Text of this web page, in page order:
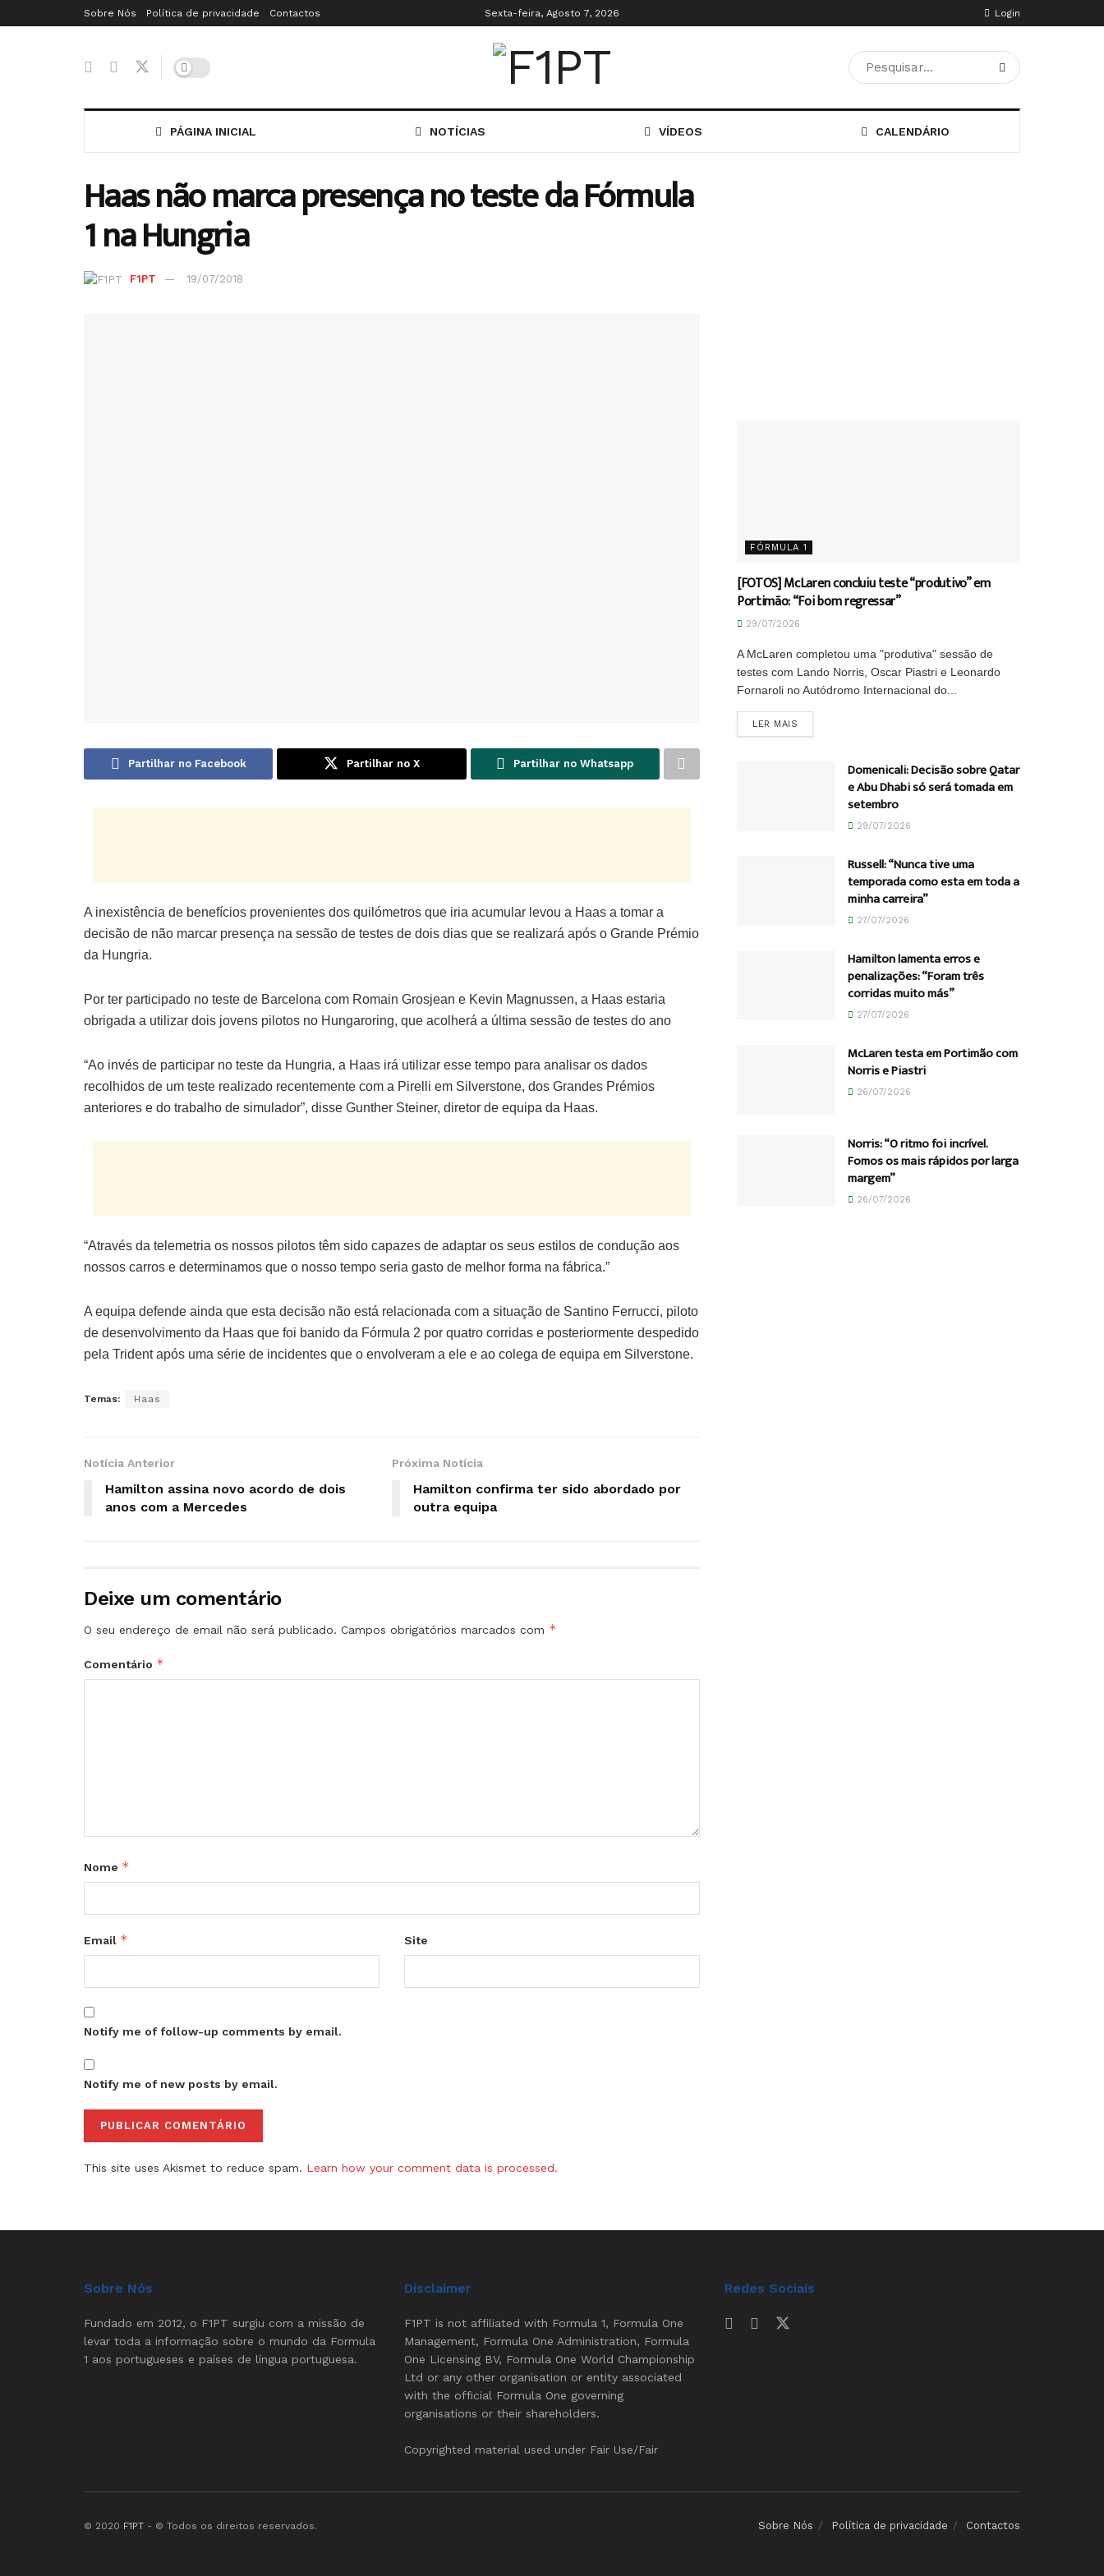
Sobre Nós Política de privacidade Contactos Sexta-feira, Agosto 7, 2026 Login
PÁGINA INICIAL NOTÍCIAS VÍDEOS CALENDÁRIO
Haas não marca presença no teste da Fórmula
1 na Hungria
F1PT 19/07/2018
Partilhar no Facebook Partilhar no X Partilhar no Whatsapp
A inexistência de benefícios provenientes dos quilómetros que iria acumular levou a Haas a tomar a
decisão de não marcar presença na sessão de testes de dois dias que se realizará após o Grande Prémio
da Hungria.
Por ter participado no teste de Barcelona com Romain Grosjean e Kevin Magnussen, a Haas estaria
obrigada a utilizar dois jovens pilotos no Hungaroring, que acolherá a última sessão de testes do ano
“Ao invés de participar no teste da Hungria, a Haas irá utilizar esse tempo para analisar os dados
recolhidos de um teste realizado recentemente com a Pirelli em Silverstone, dos Grandes Prémios
anteriores e do trabalho de simulador”, disse Gunther Steiner, diretor de equipa da Haas.
“Através da telemetria os nossos pilotos têm sido capazes de adaptar os seus estilos de condução aos
nossos carros e determinamos que o nosso tempo seria gasto de melhor forma na fábrica.”
A equipa defende ainda que esta decisão não está relacionada com a situação de Santino Ferrucci, piloto
de desenvolvimento da Haas que foi banido da Fórmula 2 por quatro corridas e posteriormente despedido
pela Trident após uma série de incidentes que o envolveram a ele e ao colega de equipa em Silverstone.
Temas: Haas
Notícia Anterior
Hamilton assina novo acordo de dois
anos com a Mercedes
Próxima Notícia
Hamilton confirma ter sido abordado por
outra equipa
Deixe um comentário
O seu endereço de email não será publicado. Campos obrigatórios marcados com *
Comentário *
Nome *
Email * Site
Notify me of follow-up comments by email.
Notify me of new posts by email.
This site uses Akismet to reduce spam. Learn how your comment data is processed.
FÓRMULA 1
[FOTOS] McLaren concluiu teste “produtivo” em
Portimão: “Foi bom regressar”
29/07/2026
A McLaren completou uma "produtiva" sessão de
testes com Lando Norris, Oscar Piastri e Leonardo
Fornaroli no Autódromo Internacional do...
LER MAIS
Domenicali: Decisão sobre Qatar
e Abu Dhabi só será tomada em
setembro
29/07/2026
Russell: “Nunca tive uma
temporada como esta em toda a
minha carreira”
27/07/2026
Hamilton lamenta erros e
penalizações: “Foram três
corridas muito más”
27/07/2026
McLaren testa em Portimão com
Norris e Piastri
26/07/2026
Norris: “O ritmo foi incrível.
Fomos os mais rápidos por larga
margem”
26/07/2026
Sobre Nós
Fundado em 2012, o F1PT surgiu com a missão de
levar toda a informação sobre o mundo da Formula
1 aos portugueses e países de língua portuguesa.
Disclaimer
F1PT is not affiliated with Formula 1, Formula One
Management, Formula One Administration, Formula
One Licensing BV, Formula One World Championship
Ltd or any other organisation or entity associated
with the official Formula One governing
organisations or their shareholders.
Copyrighted material used under Fair Use/Fair
Redes Sociais
Sobre Nós Política de privacidade Contactos
© 2020 F1PT - © Todos os direitos reservados.